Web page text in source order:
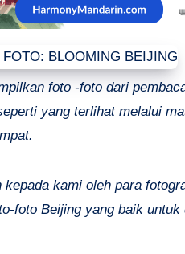
foto -foto dari
yang terlihat melalui
kami oleh para
foto Beijing yang baik untuk